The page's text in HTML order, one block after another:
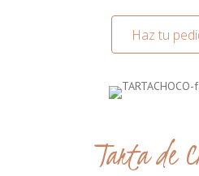
Haz tu
Tarta de